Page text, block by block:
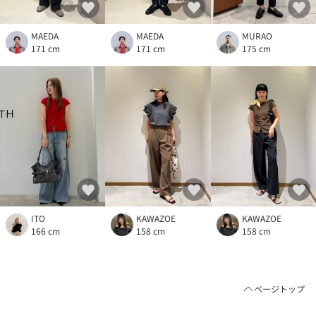
MAEDA
171 cm
MAEDA
171 cm
MURAO
175 cm
ITO
166 cm
KAWAZOE
158 cm
KAWAZOE
158 cm
ページトップ